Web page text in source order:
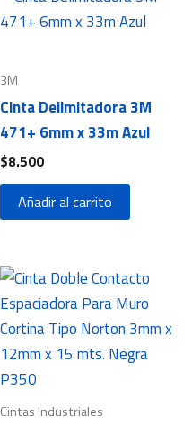
3M
Cinta Delimitadora 3M
471+ 6mm x 33m Azul
$8.500
Añadir al carrito
Cintas Industriales